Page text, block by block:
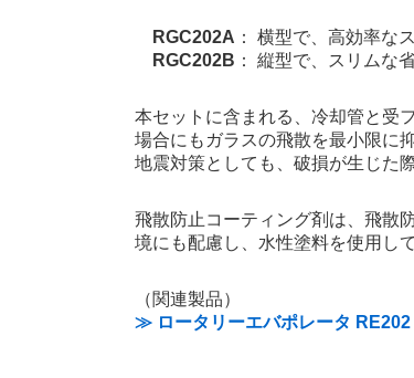
RGC202A ： 横型で、高効率な
RGC202B ： 縦型で、スリムな
本セットに含まれる、冷却管と受
場合にもガラスの飛散を最小限に
地震対策としても、破損が生じた
飛散防止コーティング剤は、飛散
境にも配慮し、水性塗料を使用し
（関連製品）
≫ ロータリーエバポレータ